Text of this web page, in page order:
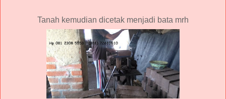
Tanah kemudian dicetak menjadi bata mrh